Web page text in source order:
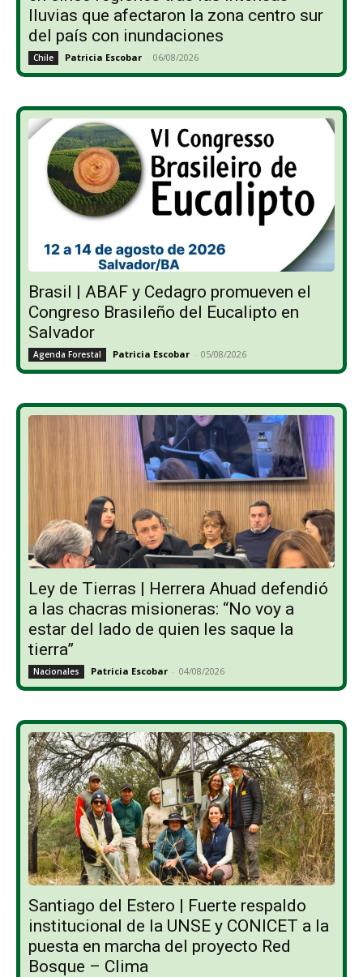
lluvias que afectaron la zona centro sur
del país con inundaciones
Chile Patricia Escobar - 06/08/2026
Brasil | ABAF y Cedagro promueven el
Congreso Brasileño del Eucalipto en
Salvador
Agenda Forestal Patricia Escobar - 05/08/2026
Ley de Tierras | Herrera Ahuad defendió
a las chacras misioneras: “No voy a
estar del lado de quien les saque la
tierra”
Nacionales Patricia Escobar - 04/08/2026
Santiago del Estero | Fuerte respaldo
institucional de la UNSE y CONICET a la
puesta en marcha del proyecto Red
Bosque – Clima